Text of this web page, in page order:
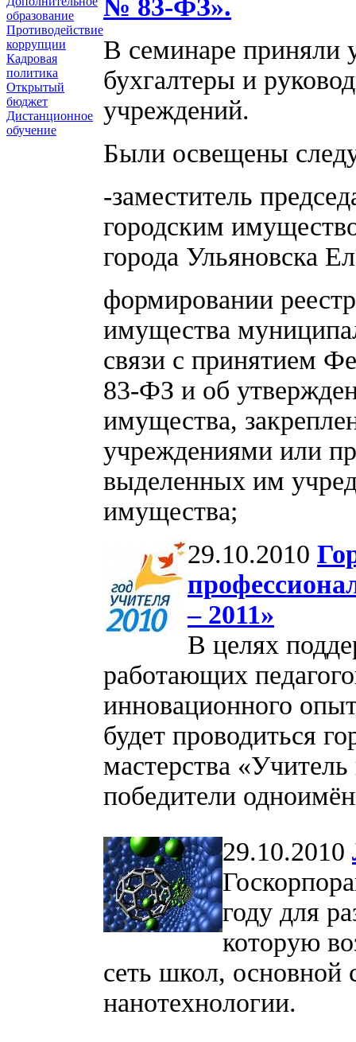
образование
Противодействие
коррупции
Кадровая
политика
Открытый
бюджет
Дистанционное
обучение
№ 83-ФЗ».
В семинаре приняли
бухгалтеры и
учреждений.
Были освещены
-заместитель
городским
города Ульяновска
формировании
имущества
связи с принятием
83-ФЗ и об
имущества,
учреждениями или
выделенных им
имущества;
29.10.2010
– 2011»
В целях
работающих
инновационного
будет проводиться
мастерства
победители
29.10.2010
году для
которую
сеть школ, основной
нанотехнологии.